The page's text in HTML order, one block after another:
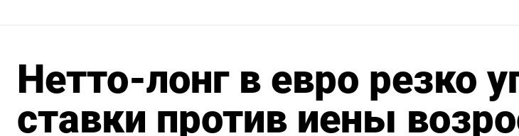
Нетто-лонг в евро резко
ставки против иены